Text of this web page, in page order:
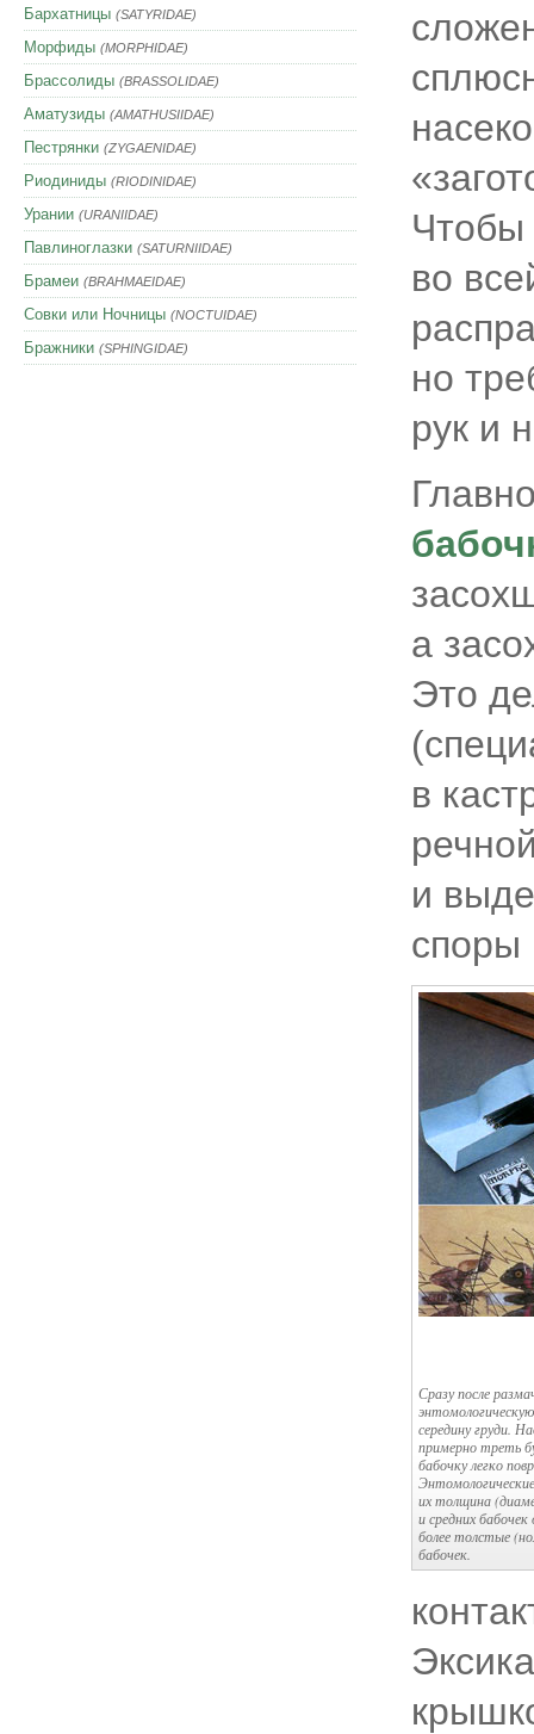
Бархатницы (SATYRIDAE)
Морфиды (MORPHIDAE)
Брассолиды (BRASSOLIDAE)
Аматузиды (AMATHUSIIDAE)
Пестрянки (ZYGAENIDAE)
Риодиниды (RIODINIDAE)
Урании (URANIIDAE)
Павлиноглазки (SATURNIIDAE)
Брамеи (BRAHMAEIDAE)
Совки или Ночницы (NOCTUIDAE)
Бражники (SPHINGIDAE)
Чтобы
во
но
рук и
а
Это
в
и
споры
Сразу после
середину груди.
примерно треть
бабочку легко
их толщина
и средних
более толстые
бабочек.